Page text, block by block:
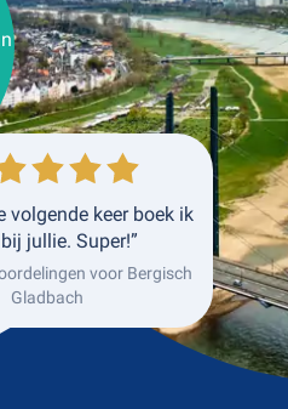
volgende keer boek ik
jullie. Super!”
voor Bergisch
Gladbach